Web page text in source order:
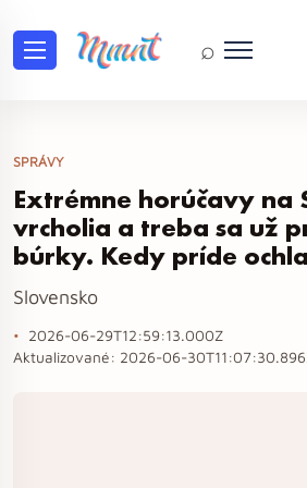
⌕
SPRÁVY
Extrémne horúčavy na
vrcholia a treba sa už
búrky. Kedy príde
Slovensko
2026-06-29T12:59:13.000Z
Aktualizované: 2026-06-